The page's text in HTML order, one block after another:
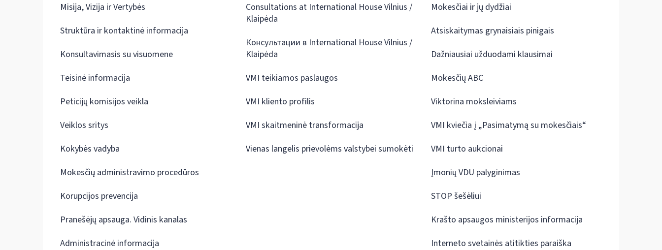
Misija, Vizija ir Vertybės
Struktūra ir kontaktinė informacija
Konsultavimasis su visuomene
Teisinė informacija
Peticijų komisijos veikla
Veiklos sritys
Kokybės vadyba
Mokesčių administravimo procedūros
Korupcijos prevencija
Pranešėjų apsauga. Vidinis kanalas
Administracinė informacija
Consultations at International House Vilnius /
Klaipėda
Консультации в International House Vilnius /
Klaipėda
VMI teikiamos paslaugos
VMI kliento profilis
VMI skaitmeninė transformacija
Vienas langelis prievolėms valstybei sumokėti
Mokesčiai ir jų dydžiai
Atsiskaitymas grynaisiais pinigais
Dažniausiai užduodami klausimai
Mokesčių ABC
Viktorina moksleiviams
VMI kviečia į „Pasimatymą su mokesčiais“
VMI turto aukcionai
Įmonių VDU palyginimas
STOP šešėliui
Krašto apsaugos ministerijos informacija
Interneto svetainės atitikties paraiška